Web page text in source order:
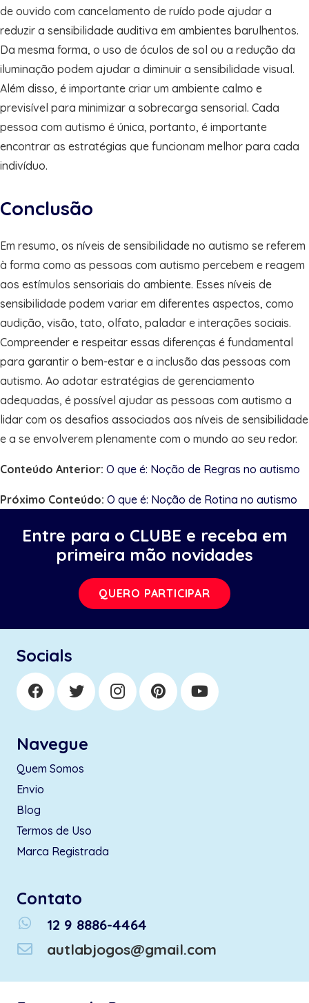
de ouvido com cancelamento de ruído pode ajudar a
reduzir a sensibilidade auditiva em ambientes barulhentos.
Da mesma forma, o uso de óculos de sol ou a redução da
iluminação podem ajudar a diminuir a sensibilidade visual.
Além disso, é importante criar um ambiente calmo e
previsível para minimizar a sobrecarga sensorial. Cada
pessoa com autismo é única, portanto, é importante
encontrar as estratégias que funcionam melhor para cada
indivíduo.
Conclusão
Em resumo, os níveis de sensibilidade no autismo se referem
à forma como as pessoas com autismo percebem e reagem
aos estímulos sensoriais do ambiente. Esses níveis de
sensibilidade podem variar em diferentes aspectos, como
audição, visão, tato, olfato, paladar e interações sociais.
Compreender e respeitar essas diferenças é fundamental
para garantir o bem-estar e a inclusão das pessoas com
autismo. Ao adotar estratégias de gerenciamento
adequadas, é possível ajudar as pessoas com autismo a
lidar com os desafios associados aos níveis de sensibilidade
e a se envolverem plenamente com o mundo ao seu redor.
Conteúdo Anterior: O que é: Noção de Regras no autismo
Próximo Conteúdo: O que é: Noção de Rotina no autismo
Entre para o CLUBE e receba em
primeira mão novidades
QUERO PARTICIPAR
Socials
Navegue
Quem Somos
Envio
Blog
Termos de Uso
Marca Registrada
Contato
whatsapp
12 9 8886-4464
autlabjogos@gmail.com